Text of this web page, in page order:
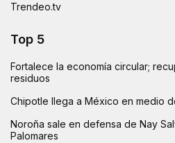
Trendeo.tv
Top 5
Fortalece la economía circular;
residuos
Chipotle llega a México en medio
Noroña sale en defensa de Nay
Palomares